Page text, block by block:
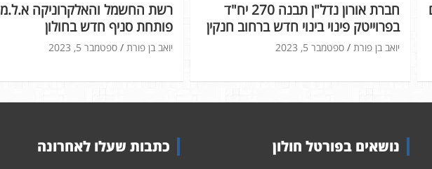
רשת החשמל והאלקרוניקה א.ל.מ
פותחת סניף חדש בחולון
ספטמבר 5, 2023 יואב בן פורת
חברת אורון נדל"ן תבנה 270 יח"ד
בפרוייטק פינוי בינוי חדש ברחוב חנקין
ספטמבר 5, 2023 יואב בן פורת
נושאים בפורטל חולון כתבות שעלו לאחרונה